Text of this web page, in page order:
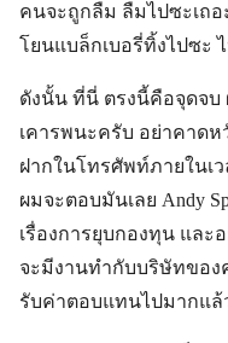
คนจะถูกลืม ลืมไปซะเถอ
โยนแบล็กเบอรี่ทิ้งไปซะ
ดังนั้น ที่นี่ ตรงนี้คือจุดจบ
เคารพนะครับ อย่าคาด
ฝากในโทรศัพท์ภายในเ
ผมจะตอบมันเลย Andy
เรื่องการยุบกองทุน และ
จะมีงานทำกับบริษัทของ
รับค่าตอบแทนไปมากแล้